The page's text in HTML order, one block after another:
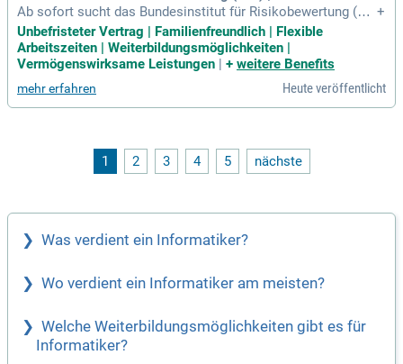
Ab sofort sucht das Bundesinstitut für Risikobewertung (Bf
R) einen Informatiker/in für IT-Sicherheit (w/m/d) in Berlin. D
iese unbefristete Stelle (Kennziffer: 3786) bietet eine Entgelt
gruppe von 12 TVöD. Das BfR ist bekannt für seine unabhän
gigen Gutachten zu Lebensmittelsicherheit und Verbraucher
schutz. Die IT-Abteilung, bestehend aus über 80 Mitarbeiten
den, ist entscheidend für den Betrieb des Instituts. Hier wird
it uns den Schutz der Menschen in Deutschland aktiv mit!
+
Unbefristeter Vertrag | Familienfreundlich | Flexible
Arbeitszeiten | Weiterbildungsmöglichkeiten |
Vermögenswirksame Leistungen | + weitere Benefits
mehr erfahren Heute veröffentlicht
1 2 3 4 5 nächste
Was verdient ein Informatiker?
Wo verdient ein Informatiker am meisten?
Welche Weiterbildungsmöglichkeiten gibt es für
Informatiker?